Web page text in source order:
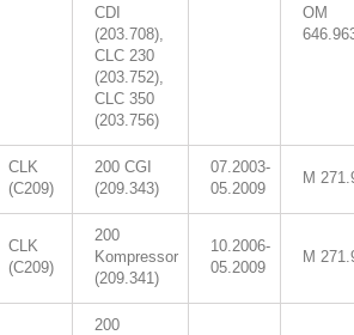
CDI
(203.708),
CLC 230
(203.752),
CLC 350
(203.756)
OM
CLK
(C209)
200 CGI
(209.343)
07.2003-
05.2009
M
CLK
(C209)
200
Kompressor
(209.341)
10.2006-
05.2009
M
200